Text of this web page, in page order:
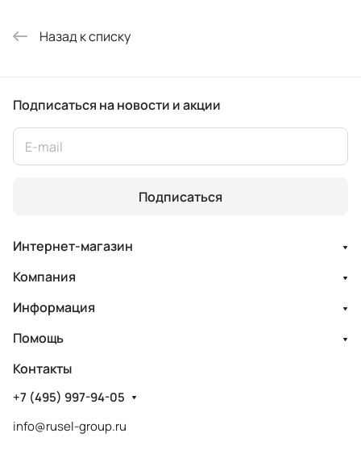
Назад к списку
Подписаться на новости и акции
Подписаться
Интернет-магазин
Компания
Информация
Помощь
Контакты
+7 (495) 997-94-05
info@rusel-group.ru